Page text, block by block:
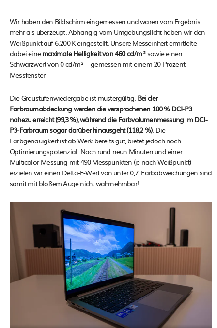
Wir haben den Bildschirm eingemessen und waren vom Ergebnis
mehr als überzeugt. Abhängig vom Umgebungslicht haben wir den
Weißpunkt auf 6.200 K eingestellt. Unsere Messeinheit ermittelte
dabei einemaximale Helligkeit von460 cd/m²sowie einen
Schwarzwert von 0 cd/m² – gemessen mit einem 20-Prozent-
Messfenster.
Die Graustufenwiedergabe ist mustergültig. Bei der
Farbraumabdeckung werden die versprochenen 100 % DCI-P3
nahezu erreicht (99,3 %), während die Farbvolumenmessung im DCI-
P3-Farbraum sogar darüber hinausgeht (118,2 %). Die
Farbgenauigkeit ist ab Werk bereits gut, bietet jedoch noch
Optimierungspotenzial. Nach rund neun Minuten und einer
Multicolor-Messung mit 490 Messpunkten (je nach Weißpunkt)
erzielen wir einen Delta-E-Wert von unter 0,7. Farbabweichungen sind
somit mit bloßem Auge nicht wahrnehmbar!